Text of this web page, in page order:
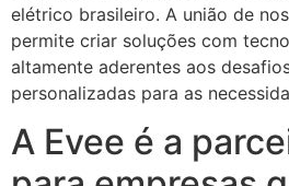
elétrico brasileiro. A união de
permite criar soluções com
altamente aderentes aos
personalizadas para as
A Evee é a